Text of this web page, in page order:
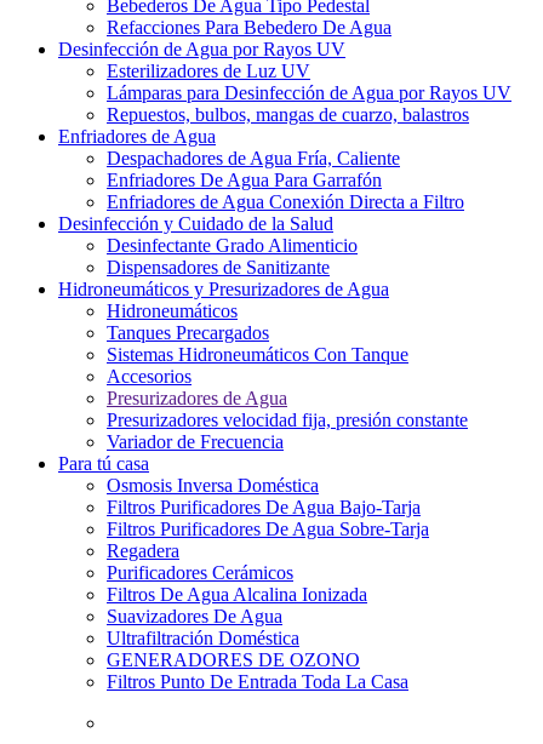
Bebederos De Agua Tipo Pedestal
Refacciones Para Bebedero De Agua
Desinfección de Agua por Rayos UV
Esterilizadores de Luz UV
Lámparas para Desinfección de Agua por Rayos UV
Repuestos, bulbos, mangas de cuarzo, balastros
Enfriadores de Agua
Despachadores de Agua Fría, Caliente
Enfriadores De Agua Para Garrafón
Enfriadores de Agua Conexión Directa a Filtro
Desinfección y Cuidado de la Salud
Desinfectante Grado Alimenticio
Dispensadores de Sanitizante
Hidroneumáticos y Presurizadores de Agua
Hidroneumáticos
Tanques Precargados
Sistemas Hidroneumáticos Con Tanque
Accesorios
Presurizadores de Agua
Presurizadores velocidad fija, presión constante
Variador de Frecuencia
Para tú casa
Osmosis Inversa Doméstica
Filtros Purificadores De Agua Bajo-Tarja
Filtros Purificadores De Agua Sobre-Tarja
Regadera
Purificadores Cerámicos
Filtros De Agua Alcalina Ionizada
Suavizadores De Agua
Ultrafiltración Doméstica
GENERADORES DE OZONO
Filtros Punto De Entrada Toda La Casa